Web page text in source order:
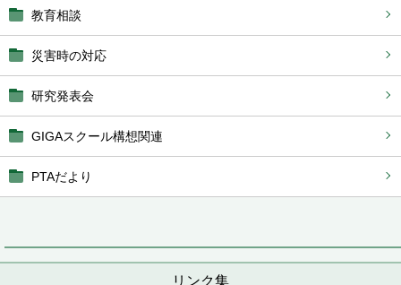
教育相談
災害時の対応
研究発表会
GIGAスクール構想関連
PTAだより
リンク集